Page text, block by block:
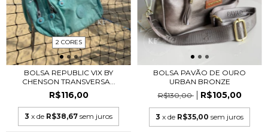
2 CORES
BOLSA REPUBLIC VIX BY
CHENSON TRANSVERSA...
R$116,00
3 x de R$38,67 sem juros
BOLSA PAVÃO DE OURO
URBAN BRONZE
R$130,00
R$105,00
3 x de R$35,00 sem juros